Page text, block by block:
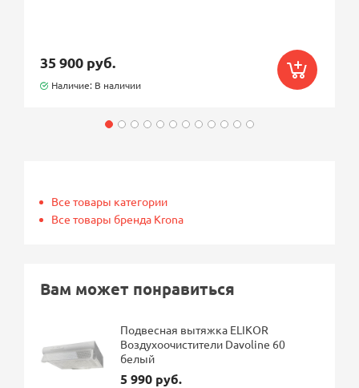
35 900 руб.
Наличие: В наличии
Все товары категории
Все товары бренда Krona
Вам может понравиться
Подвесная вытяжка ELIKOR
Воздухоочистители Davoline 60
белый
5 990 руб.